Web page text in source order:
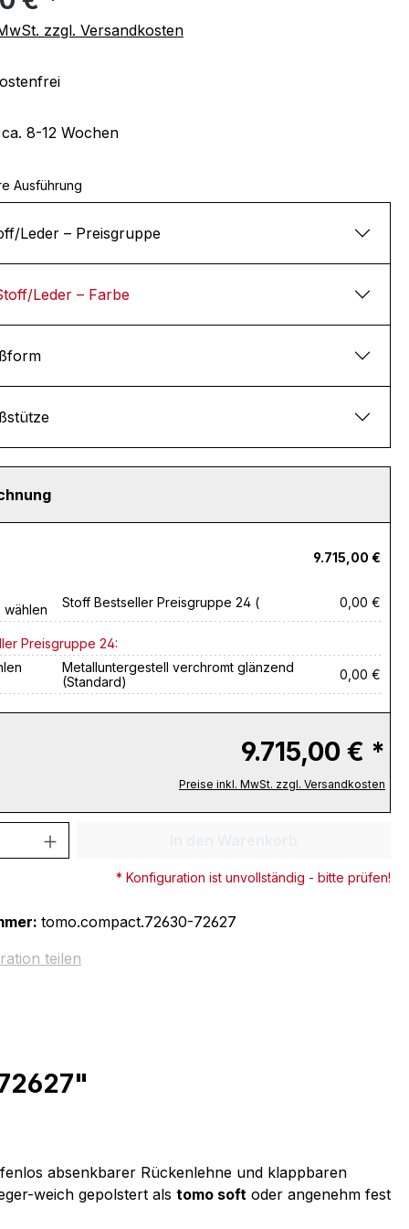
zzgl. Versandkosten
8-12 Wochen
Ausführung
Leder – Preisgruppe
Leder – Farbe
9.715,00 €
wählen Stoff Bestseller Preisgruppe 24 ( 0,00 €
Preisgruppe 24:
Metalluntergestell verchromt glänzend
(Standard)
0,00 €
9.715,00 € *
Preise inkl. MwSt. zzgl. Versandkosten
Gib den gewünschten Wert
* Konfiguration ist unvollständig - bitte prüfen!
tomo.compact.72630-72627
teilen
absenkbarer Rückenlehne und klappbaren
weich gepolstert als tomo soft oder angenehm fest